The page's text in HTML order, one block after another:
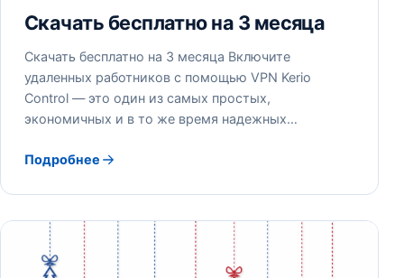
Скачать бесплатно на 3 месяца
Скачать бесплатно на 3 месяца Включите
удаленных работников с помощью VPN Kerio
Control — это один из самых простых,
экономичных и в то же время надежных…
Подробнее